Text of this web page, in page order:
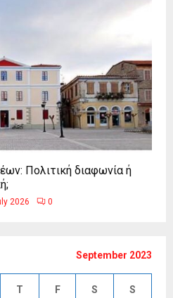
Πολιτική διαφωνία ή
2026 0
September 2023
T F S S